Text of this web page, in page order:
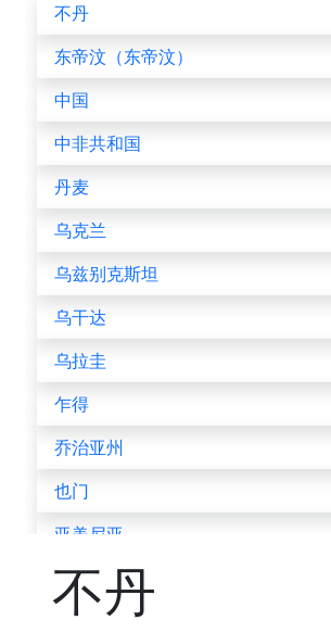
不丹
东帝汶（东帝汶）
中国
中非共和国
丹麦
乌克兰
乌兹别克斯坦
乌干达
乌拉圭
乍得
乔治亚州
也门
亚美尼亚
以色列
伊拉克
不丹